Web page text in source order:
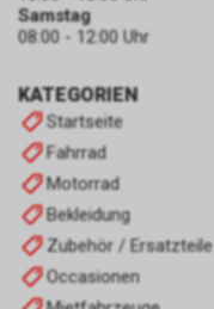
KATEGORIEN
Startseite
Fahrrad
Motorrad
Bekleidung
Zubehör / Ersatzteile
Occasionen
Samstag
08:00 - 12:00 Uhr